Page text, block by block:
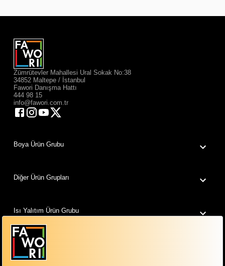
Zümrütevler Mahallesi Ural Sokak No:38
34852 Maltepe / İstanbul
Fawori Danışma Hattı
444 98 15
info@fawori.com.tr
Boya Ürün Grubu
Diğer Ürün Grupları
Isı Yalıtım Ürün Grubu
Fawori Dünyam